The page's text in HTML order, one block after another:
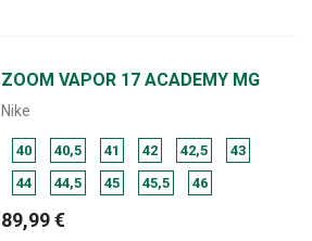
ZOOM VAPOR 17 ACADEMY MG
Nike
40 40,5 41 42 42,5
43
44
44,5 45 45,5 46
89,99 €